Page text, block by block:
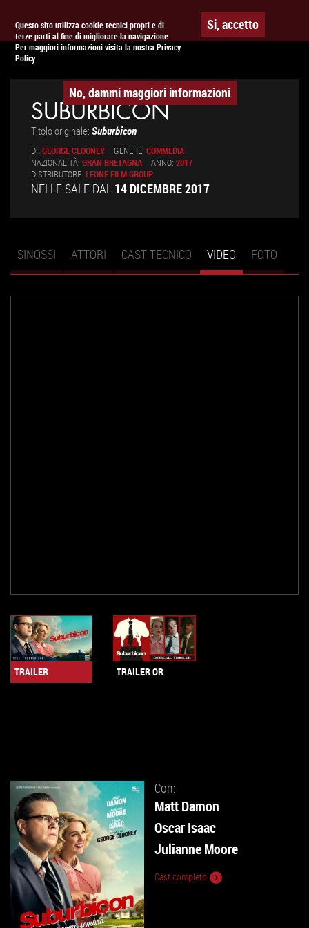
Questo sito utilizza cookie tecnici propri e di
terze parti al fine di migliorare la navigazione.
Per maggiori informazioni visita la nostra Privacy
Policy.
Si, accetto
No, dammi maggiori informazioni
APPUNTAMENTO AL CINEMA
SUBURBICON
Titolo originale: Suburbicon
DI: GEORGE CLOONEY GENERE: COMMEDIA
NAZIONALITÀ: GRAN BRETAGNA ANNO: 2017
DISTRIBUTORE: LEONE FILM GROUP
NELLE SALE DAL 14 DICEMBRE 2017
Schede primarie
SINOSSI ATTORI CAST TECNICO VIDEO (SCHEDA
ATTIVA)
FOTO
TRAILER TRAILER OR
Con:
Matt Damon
Oscar Isaac
Julianne Moore
Cast completo